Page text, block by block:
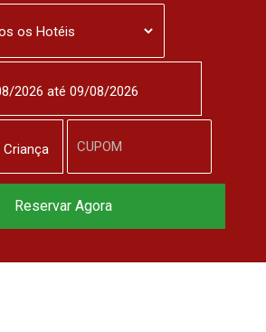
Criança
Reserve agora, com
Reservar Agora